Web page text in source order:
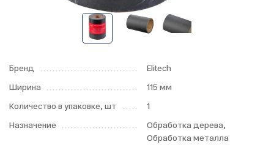
Бренд
Elitech
Ширина
115 мм
Количество в упаковке, шт
1
Назначение
Обработка дерева,
Обработка металла